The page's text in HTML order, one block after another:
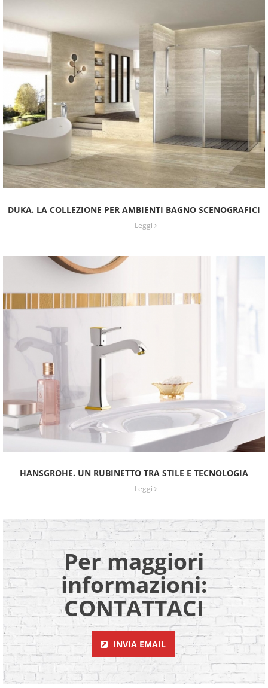
DUKA. LA COLLEZIONE PER AMBIENTI BAGNO SCENOGRAFICI
Leggi
HANSGROHE. UN RUBINETTO TRA STILE E TECNOLOGIA
Leggi
Per maggiori
informazioni:
CONTATTACI
INVIA EMAIL